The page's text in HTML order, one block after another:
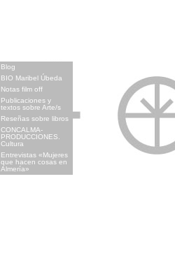
Blog
BIO Maribel Úbeda
Notas film off
Publicaciones y
textos sobre Arte/s
Reseñas sobre libros
CONCALMA-
PRODUCCIONES.
Cultura
Entrevistas «Mujeres
que hacen cosas en
Almería»